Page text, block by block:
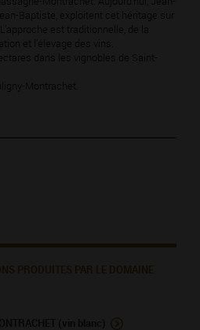
Baptiste, exploitent cet héritage sur
est traditionnelle, de la
et l’élevage des vins.
dans les vignobles de Saint-
Montrachet.
PRODUITES PAR LE DOMAINE